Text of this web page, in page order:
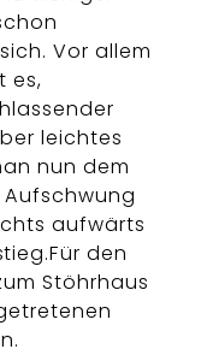
Vor allem
es,
leichtes
nun dem
Aufschwung
aufwärts
den
Stöhrhaus